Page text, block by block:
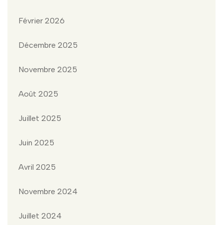
Février 2026
Décembre 2025
Novembre 2025
Août 2025
Juillet 2025
Juin 2025
Avril 2025
Novembre 2024
Juillet 2024